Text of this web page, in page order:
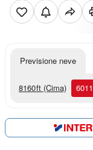
Previsione neve
8160ft (Cima) 6011